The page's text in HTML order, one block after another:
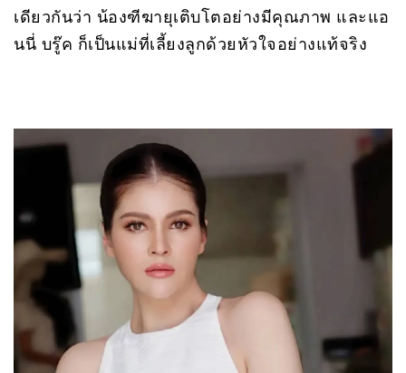
เดียวกันว่า น้องฑีฆายุเติบโตอย่างมีคุณภาพ และแอ
นนี่ บรู๊ค ก็เป็นแม่ที่เลี้ยงลูกด้วยหัวใจอย่างแท้จริง